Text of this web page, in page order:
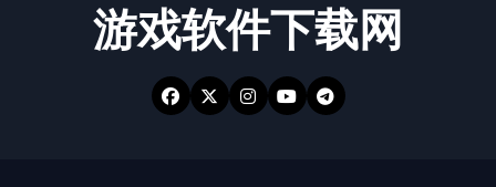
游戏软件下载网